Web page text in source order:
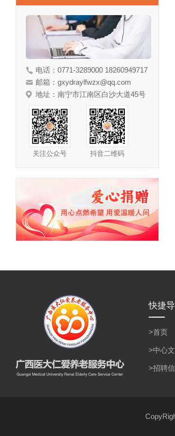
电话：0771-3289000 18260949717
邮箱：gxydraylfwzx@qq.com
地址：南宁市江南区白沙大道45号
关注公众号 抖音二维码
快捷
>首页
>中心
>招聘